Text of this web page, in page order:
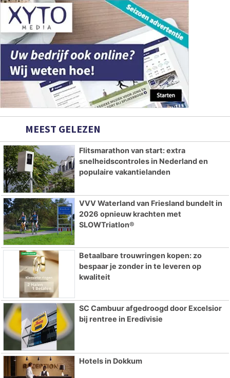
MEEST GELEZEN
Flitsmarathon van start: extra
snelheidscontroles in Nederland en
populaire vakantielanden
VVV Waterland van Friesland bundelt in
2026 opnieuw krachten met
SLOWTriatlon®
Betaalbare trouwringen kopen: zo
bespaar je zonder in te leveren op
kwaliteit
SC Cambuur afgedroogd door Excelsior
bij rentree in Eredivisie
Hotels in Dokkum